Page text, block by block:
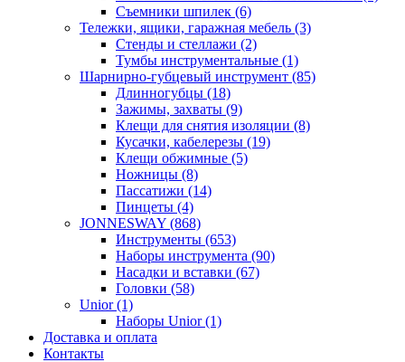
Съемники шпилек (6)
Тележки, ящики, гаражная мебель (3)
Cтенды и стеллажи (2)
Тумбы инструментальные (1)
Шарнирно-губцевый инструмент (85)
Длинногубцы (18)
Зажимы, захваты (9)
Клещи для снятия изоляции (8)
Кусачки, кабелерезы (19)
Клещи обжимные (5)
Ножницы (8)
Пассатижи (14)
Пинцеты (4)
JONNESWAY (868)
Инструменты (653)
Наборы инструмента (90)
Насадки и вставки (67)
Головки (58)
Unior (1)
Наборы Unior (1)
Доставка и оплата
Контакты